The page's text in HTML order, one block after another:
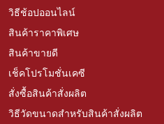
วิธีช้อปออนไลน์
สินค้าราคาพิเศษ
สินค้าขายดี
เช็คโปรโมชั่นเคซี
สั่งซื้อสินค้าสั่งผลิต
วิธีวัดขนาดสำหรับสินค้าสั่งผลิต